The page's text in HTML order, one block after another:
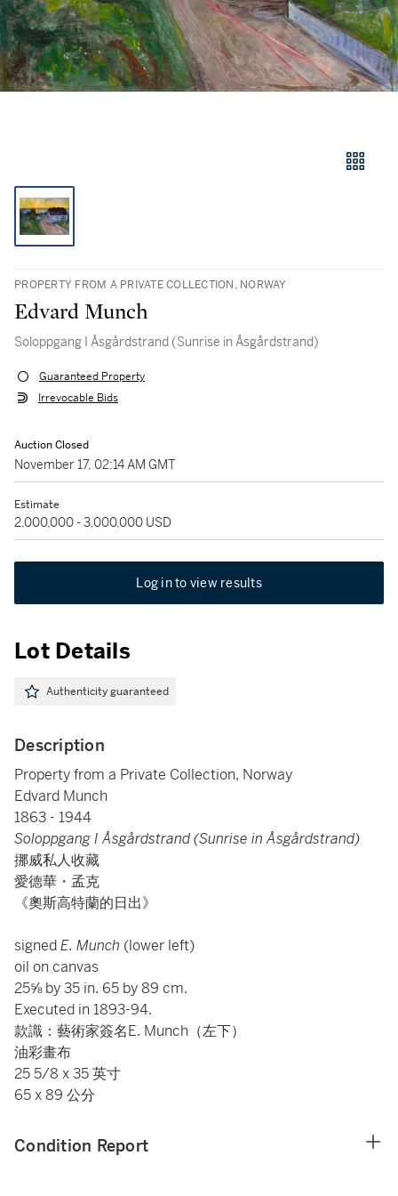
PROPERTY FROM A PRIVATE COLLECTION, NORWAY
Edvard Munch
Soloppgang I Åsgårdstrand (Sunrise in Åsgårdstrand)
Guaranteed Property
Irrevocable Bids
Auction Closed
November 17, 02:14 AM GMT
Estimate
2,000,000 - 3,000,000 USD
Log in to view results
Lot Details
Authenticity guaranteed
Description
Property from a Private Collection, Norway
Edvard Munch
1863 - 1944
Soloppgang I Åsgårdstrand (Sunrise in Åsgårdstrand)
挪威私人收藏
愛德華・孟克
《奧斯高特蘭的日出》
signedE. Munch (lower left)
oil on canvas
25⅝ by 35 in. 65 by 89 cm.
Executed in 1893-94.
款識：藝術家簽名E. Munch（左下）
油彩畫布
25 5/8 x 35 英寸
65 x 89 公分
Condition Report